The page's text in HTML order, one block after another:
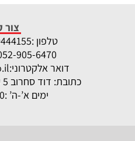
צור
טלפון :-9444155
905-6470
דואר אלקטרוני:
כתובת: דוד סחרוב 5 קומה 1 , ראשון לציון
ימים א’-ה’ :09:00-17:30